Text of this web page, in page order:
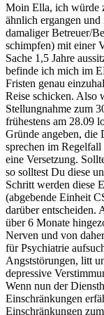
Moin Ella, ich würde
ähnlich ergangen
damaliger Betreuer/
schimpfen) mit einer
Sache 1,5 Jahre
befinde ich mich im
Fristen genau
Reise schicken. Also
Stellungnahme zum
frühestens am 28.09
Gründe angeben,
sprechen im
eine Versetzung.
so solltest Du diese
Schritt werden diese
(abgebende Einheit
darüber entscheiden.
über 6 Monate
Nerven und von
für Psychiatrie
Angststörungen, litt
depressive
Wenn nun der
Einschränkungen
Einschränkungen